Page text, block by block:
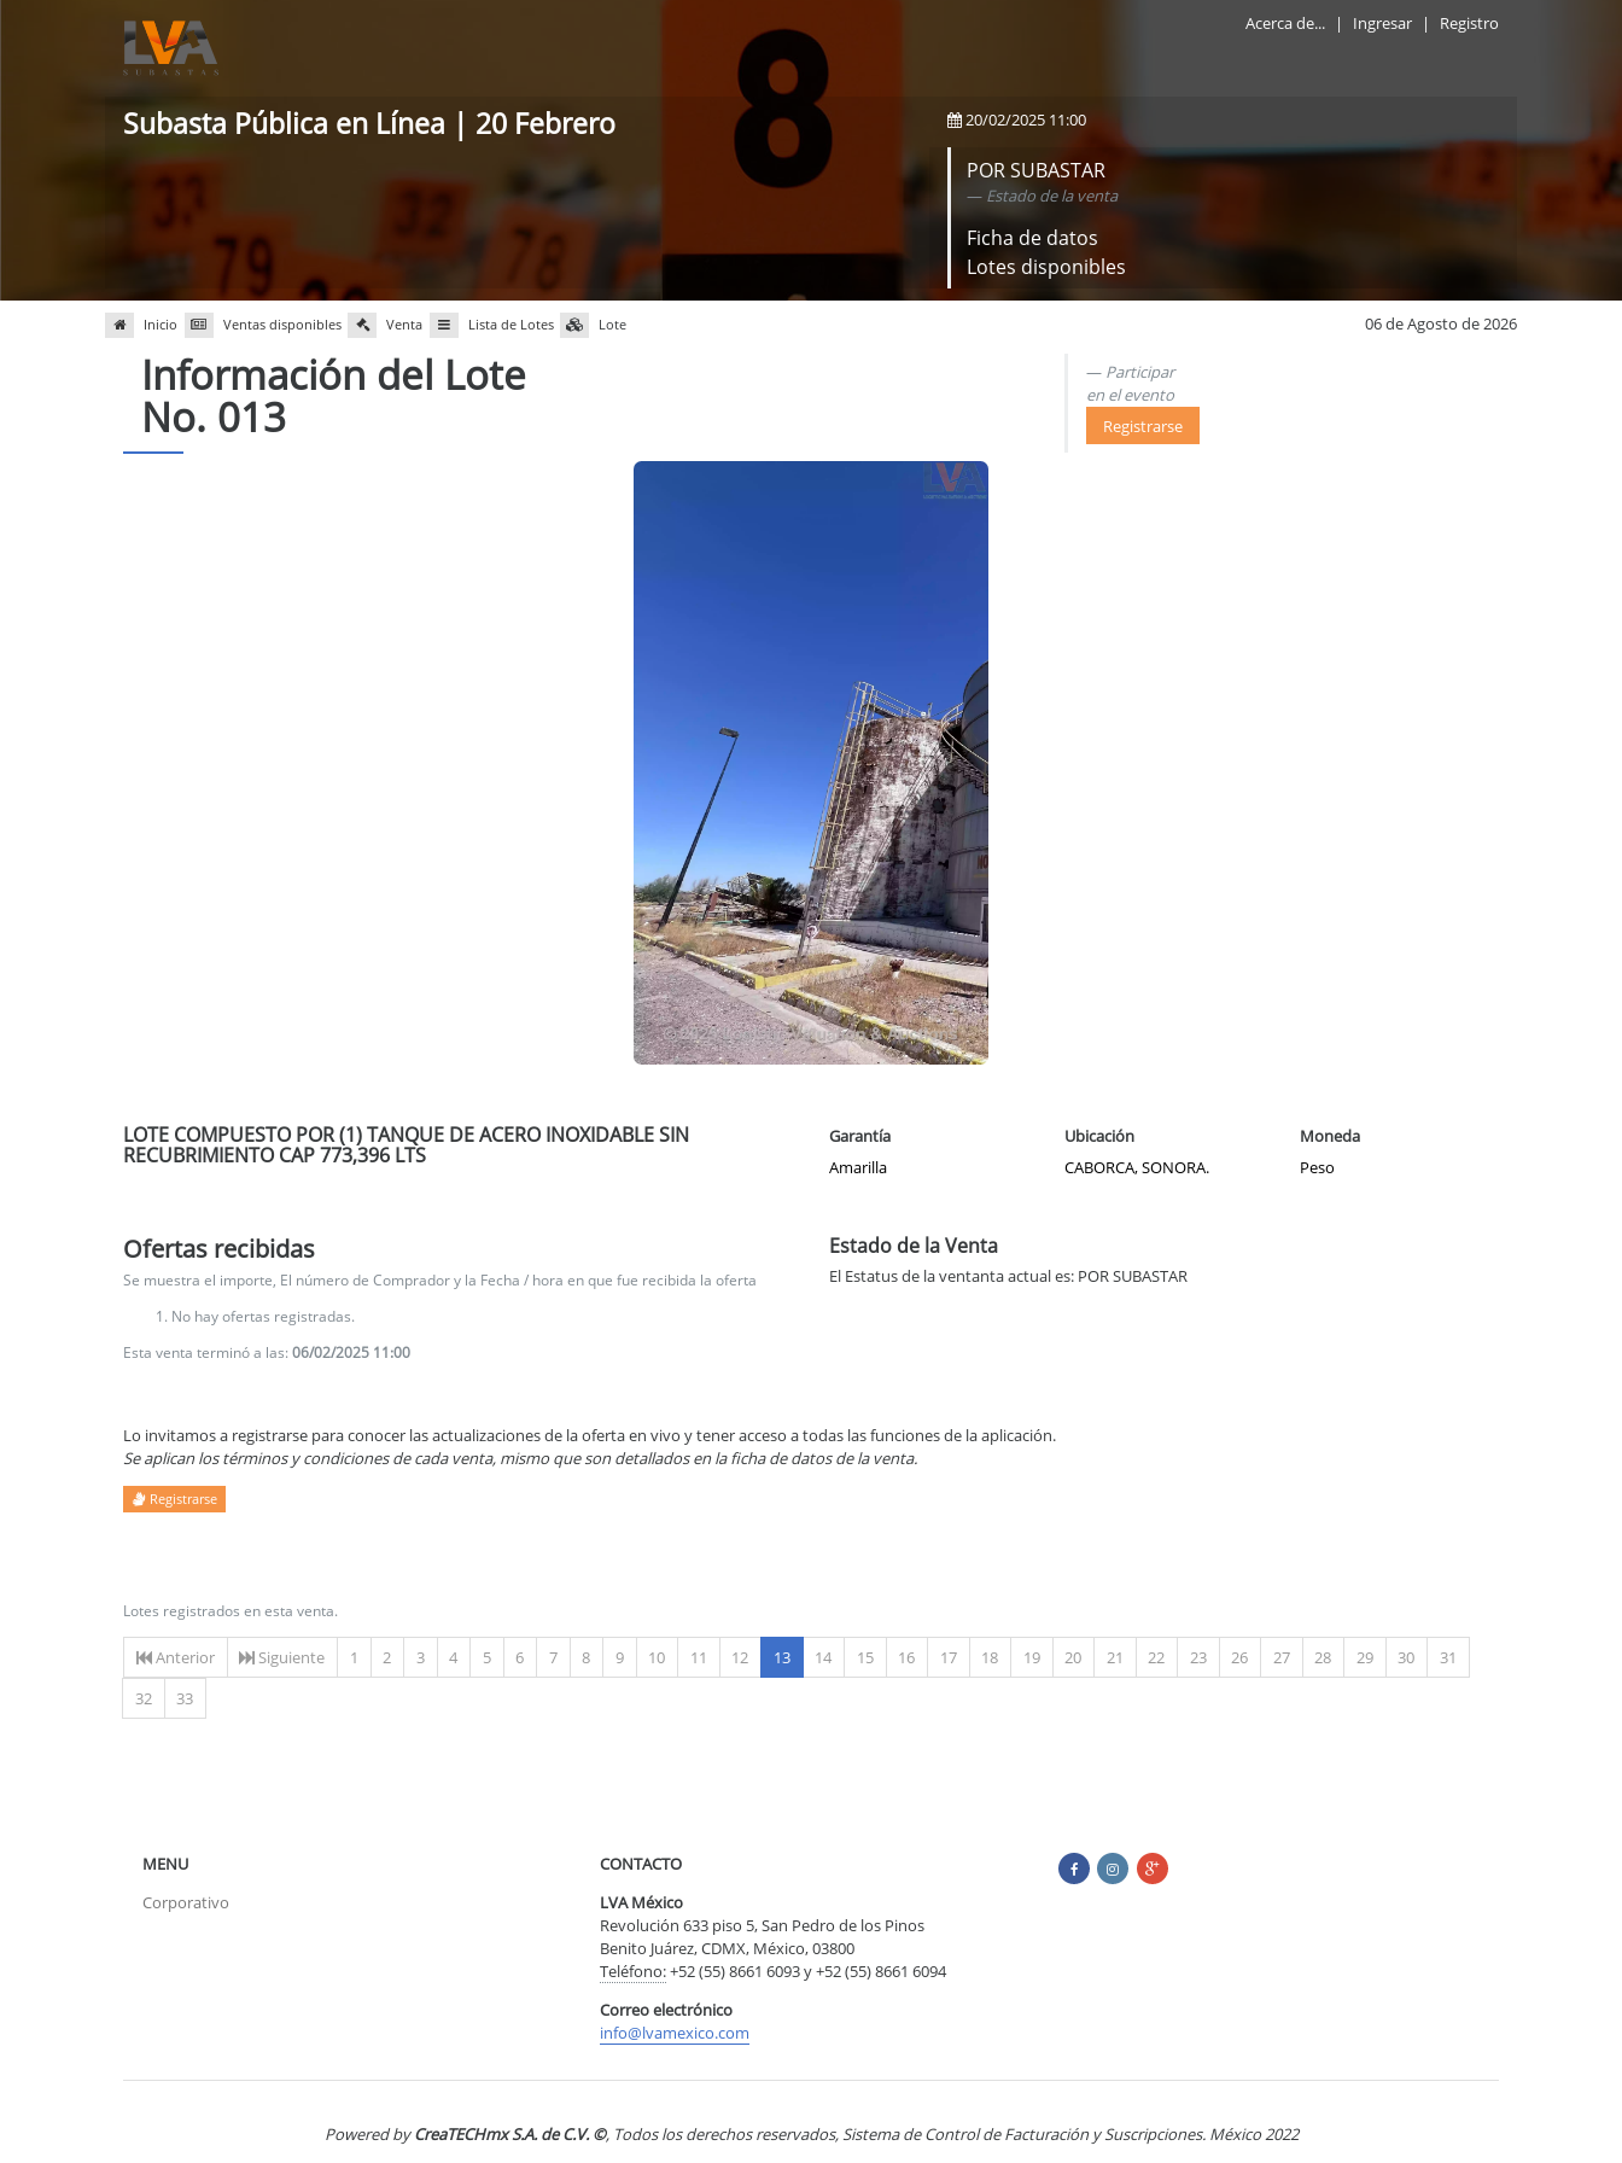
Acerca de... | Ingresar | Registro
Subasta Pública en Línea | 20 Febrero 20/02/2025 11:00
POR SUBASTAR
Estado de la venta
Ficha de datos
Lotes disponibles
Inicio Ventas disponibles Venta Lista de Lotes Lote 06 de Agosto de 2026
Información del Lote
No. 013
Participar
en el evento
Registrarse
LOTE COMPUESTO POR (1) TANQUE DE ACERO INOXIDABLE SIN
RECUBRIMIENTO CAP 773,396 LTS
Garantía
Amarilla
Ubicación
CABORCA, SONORA.
Moneda
Peso
Ofertas recibidas
Se muestra el importe, El número de Comprador y la Fecha / hora en que fue recibida la oferta
No hay ofertas registradas.
Esta venta terminó a las: 06/02/2025 11:00
Estado de la Venta
El Estatus de la ventanta actual es: POR SUBASTAR
Lo invitamos a registrarse para conocer las actualizaciones de la oferta en vivo y tener acceso a todas las funciones de la aplicación.
Se aplican los términos y condiciones de cada venta, mismo que son detallados en la ficha de datos de la venta.
Registrarse
Lotes registrados en esta venta.
Anterior Siguiente 1 2 3 4 5 6 7 8 9 10 11 12 13(actual)
14 15 16 17 18 19 20 21 22 23 26 27 28 29 30
31
32
33
MENU
Corporativo
CONTACTO
LVA México
Revolución 633 piso 5, San Pedro de los Pinos
Benito Juárez, CDMX, México, 03800
Teléfono:+52 (55) 8661 6093 y +52 (55) 8661 6094
Correo electrónico
info@lvamexico.com
Powered byCreaTECHmx S.A. de C.V. ©, Todos los derechos reservados, Sistema de Control de Facturación y Suscripciones. México 2022